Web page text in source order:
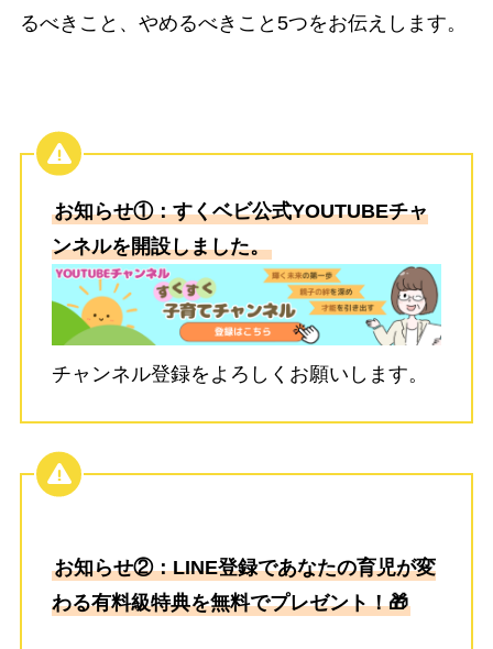
るべきこと、やめるべきこと5つをお伝えします。
お知らせ①：すくベビ公式YOUTUBEチャ
ンネルを開設しました。
チャンネル登録をよろしくお願いします。
お知らせ②：LINE登録であなたの育児が変
わる有料級特典を無料でプレゼント！🎁